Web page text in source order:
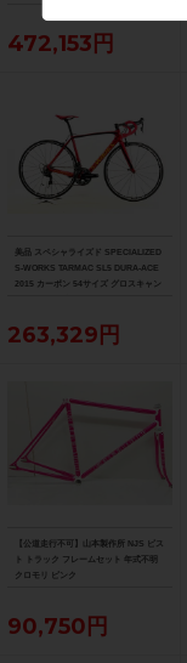
472,153円
美品 スペシャライズド SPECIALIZED
S-WORKS TARMAC SL5 DURA-ACE
2015 カーボン 54サイズ グロスキャン
263,329円
【公道走行不可】山本製作所 NJS ピス
ト トラック フレームセット 年式不明
クロモリ ピンク
90,750円